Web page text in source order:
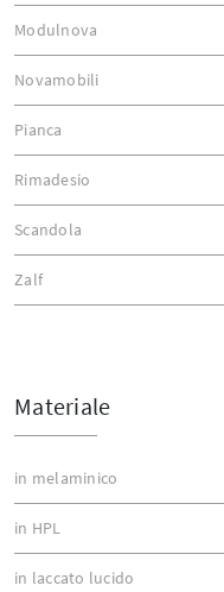
Modulnova
Novamobili
Pianca
Rimadesio
Scandola
Zalf
Materiale
in melaminico
in HPL
in laccato lucido